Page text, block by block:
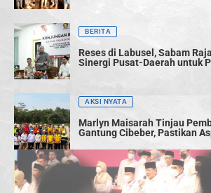
BERITA
Reses di Labusel, Sabam
Sinergi Pusat-Daerah untuk
AKSI NYATA
Marlyn Maisarah Tinjau
Gantung Cibeber, Pastikan